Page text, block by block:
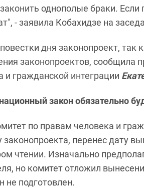
однополые браки. Если
- заявила Кобахидзе на
дня законопроект, так
законопроектов, сообщила
и гражданской интеграции
закон обязательно
по правам человека и
законопроекта, перенес дату
чтении. Изначально
но комитет отложил
не подготовлен.